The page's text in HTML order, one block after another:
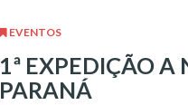
EVENTOS
1ª EXPEDIÇÃO
PARANÁ